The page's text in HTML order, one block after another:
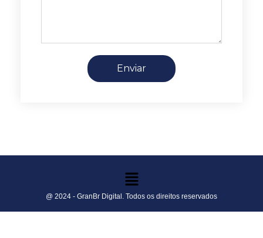
Enviar
@ 2024 - GranBr Digital. Todos os direitos reservados